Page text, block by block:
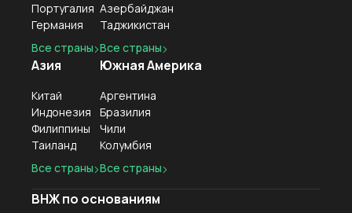
Португалия
Германия
Все страны
Азия
Китай
Индонезия
Филиппины
Таиланд
Все страны
Азербайджан
Таджикистан
Все страны
Южная Америка
Аргентина
Бразилия
Чили
Колумбия
Все страны
ВНЖ по основаниям